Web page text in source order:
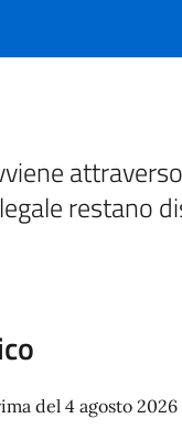
restano
del 4 agosto